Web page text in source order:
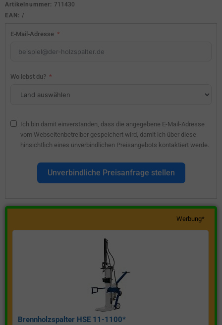
Artikelnummer: 711430
EAN: /
E-Mail-Adresse
Wo lebst du?
Ich bin damit einverstanden, dass die angegebene E-Mail-Adresse
vom Webseitenbetreiber gespeichert wird, damit ich über diese
hinsichtlich eines unverbindlichen Preisangebots kontaktiert werde.
Unverbindliche Preisanfrage stellen
Werbung*
Brennholzspalter HSE 11-1100*